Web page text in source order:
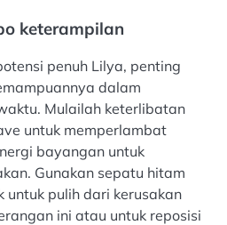
keterampilan
penuh Lilya, penting
dalam
Mulailah keterlibatan
untuk memperlambat
bayangan untuk
Gunakan sepatu hitam
untuk pulih dari kerusakan
ini atau untuk reposisi